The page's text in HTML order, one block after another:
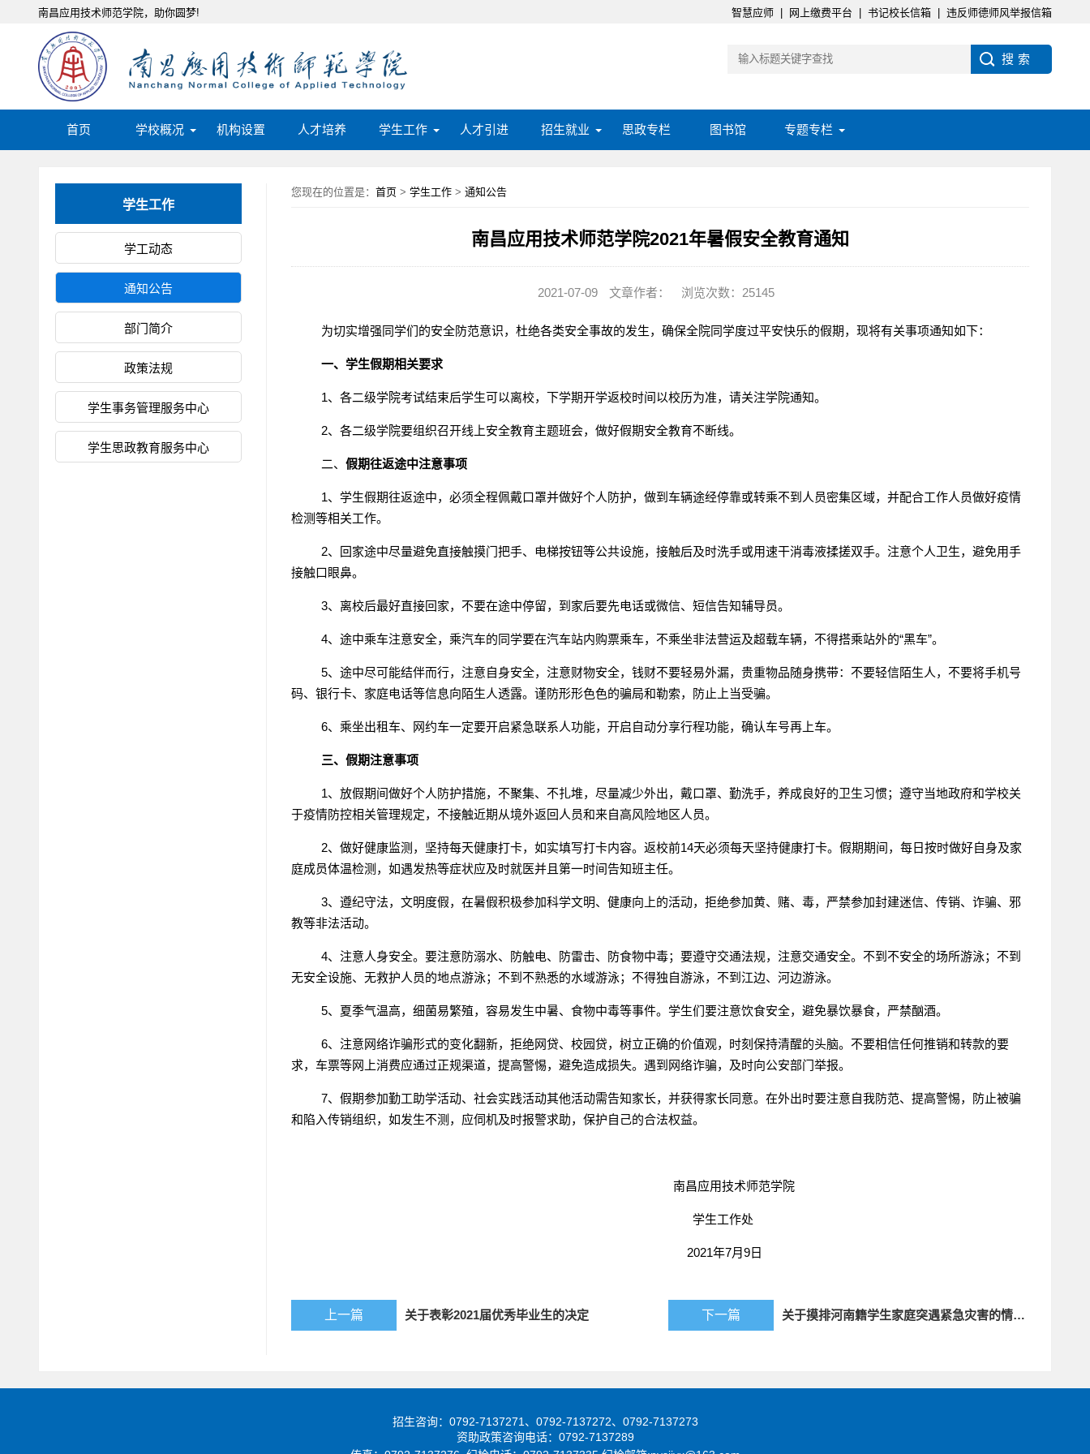
南昌应用技术师范学院，助你圆梦! 智慧应师 网上缴费平台 书记校长信箱 违反师德师风举报信箱
首页 学校概况 机构设置 人才培养 学生工作 人才引进 招生就业 思政专栏 图书馆 专题专栏
学生工作
学工动态
通知公告
部门简介
政策法规
学生事务管理服务中心
学生思政教育服务中心
您现在的位置是： 首页 > 学生工作 > 通知公告
南昌应用技术师范学院2021年暑假安全教育通知
2021-07-09 文章作者： 浏览次数：25145
为切实增强同学们的安全防范意识，杜绝各类安全事故的发生，确保全院同学度过平安快乐的假期，现将有关事项通知如下：
一、学生假期相关要求
1、各二级学院考试结束后学生可以离校，下学期开学返校时间以校历为准，请关注学院通知。
2、各二级学院要组织召开线上安全教育主题班会，做好假期安全教育不断线。
二、假期往返途中注意事项
1、学生假期往返途中，必须全程佩戴口罩并做好个人防护，做到车辆途经停靠或转乘不到人员密集区域，并配合工作人员做好疫情
检测等相关工作。
2、回家途中尽量避免直接触摸门把手、电梯按钮等公共设施，接触后及时洗手或用速干消毒液揉搓双手。注意个人卫生，避免用手
接触口眼鼻。
3、离校后最好直接回家，不要在途中停留，到家后要先电话或微信、短信告知辅导员。
4、途中乘车注意安全，乘汽车的同学要在汽车站内购票乘车，不乘坐非法营运及超载车辆，不得搭乘站外的“黑车”。
5、途中尽可能结伴而行，注意自身安全，注意财物安全，钱财不要轻易外漏，贵重物品随身携带：不要轻信陌生人，不要将手机号
码、银行卡、家庭电话等信息向陌生人透露。谨防形形色色的骗局和勒索，防止上当受骗。
6、乘坐出租车、网约车一定要开启紧急联系人功能，开启自动分享行程功能，确认车号再上车。
三、假期注意事项
1、放假期间做好个人防护措施，不聚集、不扎堆，尽量减少外出，戴口罩、勤洗手，养成良好的卫生习惯；遵守当地政府和学校关
于疫情防控相关管理规定，不接触近期从境外返回人员和来自高风险地区人员。
2、做好健康监测，坚持每天健康打卡，如实填写打卡内容。返校前14天必须每天坚持健康打卡。假期期间，每日按时做好自身及家
庭成员体温检测，如遇发热等症状应及时就医并且第一时间告知班主任。
3、遵纪守法，文明度假，在暑假积极参加科学文明、健康向上的活动，拒绝参加黄、赌、毒，严禁参加封建迷信、传销、诈骗、邪
教等非法活动。
4、注意人身安全。要注意防溺水、防触电、防雷击、防食物中毒；要遵守交通法规，注意交通安全。不到不安全的场所游泳；不到
无安全设施、无救护人员的地点游泳；不到不熟悉的水域游泳；不得独自游泳，不到江边、河边游泳。
5、夏季气温高，细菌易繁殖，容易发生中暑、食物中毒等事件。学生们要注意饮食安全，避免暴饮暴食，严禁酗酒。
6、注意网络诈骗形式的变化翻新，拒绝网贷、校园贷，树立正确的价值观，时刻保持清醒的头脑。不要相信任何推销和转款的要
求，车票等网上消费应通过正规渠道，提高警惕，避免造成损失。遇到网络诈骗，及时向公安部门举报。
7、假期参加勤工助学活动、社会实践活动其他活动需告知家长，并获得家长同意。在外出时要注意自我防范、提高警惕，防止被骗
和陷入传销组织，如发生不测，应伺机及时报警求助，保护自己的合法权益。
南昌应用技术师范学院
学生工作处
2021年7月9日
上一篇 关于表彰2021届优秀毕业生的决定 下一篇 关于摸排河南籍学生家庭突遇紧急灾害的情况通知
招生咨询：0792-7137271、0792-7137272、0792-7137273
资助政策咨询电话：0792-7137289